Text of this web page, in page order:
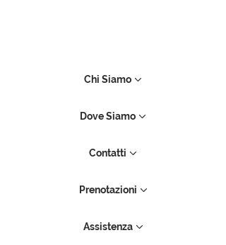
Chi Siamo
Dove Siamo
Contatti
Prenotazioni
Assistenza